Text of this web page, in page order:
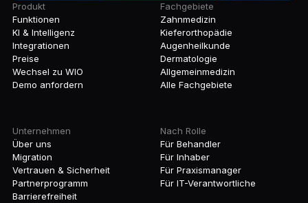
Produkt
Funktionen
KI & Intelligenz
Integrationen
Preise
Wechsel zu WIO
Demo anfordern
Fachgebiete
Zahnmedizin
Kieferorthopädie
Augenheilkunde
Dermatologie
Allgemeinmedizin
Alle Fachgebiete
Unternehmen
Über uns
Migration
Vertrauen & Sicherheit
Partnerprogramm
Barrierefreiheit
Nach Rolle
Für Behandler
Für Inhaber
Für Praxismanager
Für IT-Verantwortliche